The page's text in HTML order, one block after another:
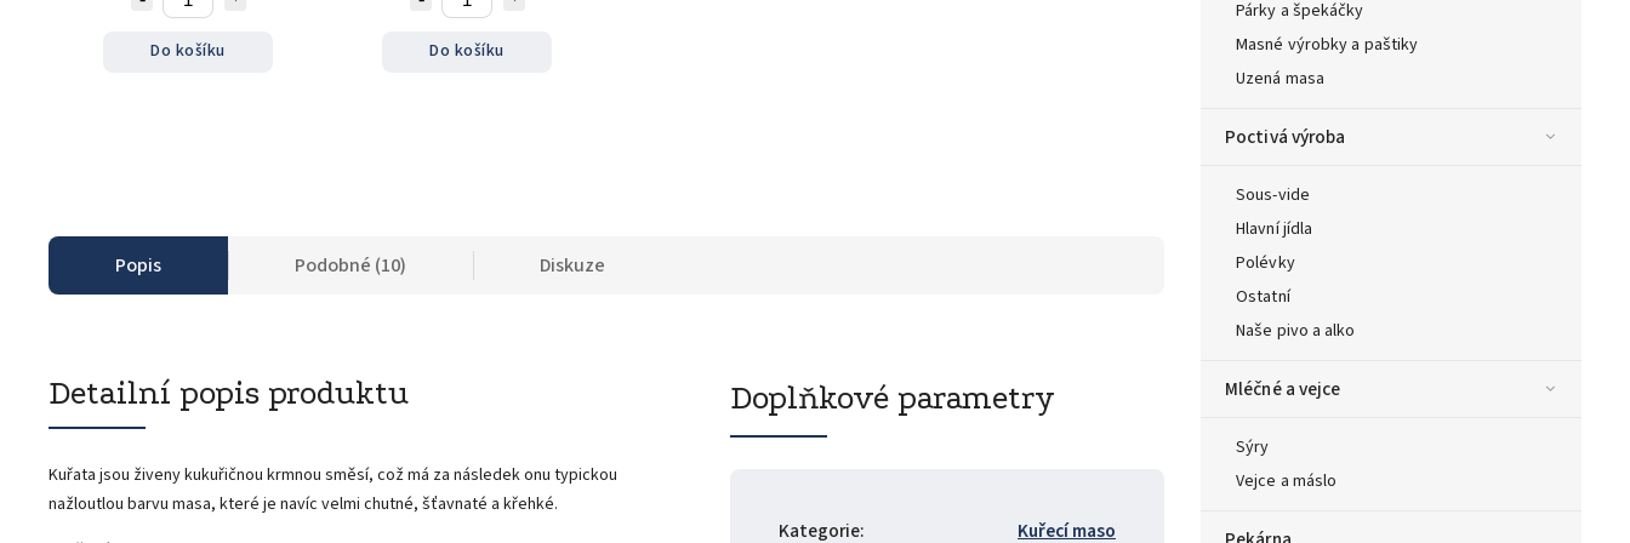
Párky a špekáčky
Masné výrobky a paštiky
Uzená masa
Poctivá výroba
Sous-vide
Hlavní jídla
Polévky
Ostatní
Naše pivo a alko
Mléčné a vejce
Sýry
Vejce a máslo
Do košíku Do košíku
Popis Podobné (10) Diskuze
Detailní popis produktu
Kuřata jsou živeny kukuřičnou krmnou směsí, což má za následek onu typickou
nažloutlou barvu masa, které je navíc velmi chutné, šťavnaté a křehké.
Doplňkové parametry
Kategorie: Kuřecí maso